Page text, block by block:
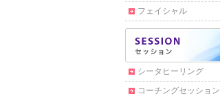
フェイシャル
シータヒーリング
コーチングセッション